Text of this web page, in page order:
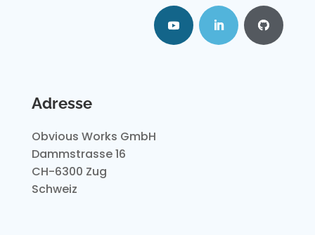
Adresse
Obvious Works GmbH
Dammstrasse 16
CH-6300 Zug
Schweiz